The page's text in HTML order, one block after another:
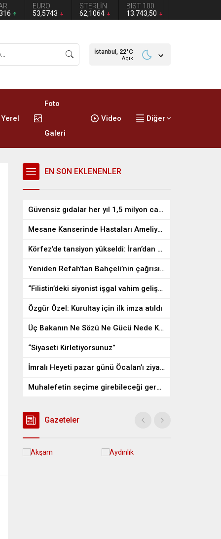
EURO
53,5743
STERLİN
62,1064
BIST 100
13.743,50
İstanbul, 22°C
Açık
Yerel
Foto
Galeri
Video Diğer
EN SON EKLENENLER
Güvensiz gıdalar her yıl 1,5 milyon can alıyor
Mesane Kanserinde Hastaları Ameliyattan Kurtaran İlaç
Körfez’de tansiyon yükseldi: İran’dan ABD üslerine misilleme
Yeniden Refah’tan Bahçeli’nin çağrısına destek
“Filistin’deki siyonist işgal vahim gelişmelere gebe”
Özgür Özel: Kurultay için ilk imza atıldı
Üç Bakanın Ne Sözü Ne Gücü Nede Kudreti Yetmedi
“Siyaseti Kirletiyorsunuz”
İmralı Heyeti pazar günü Öcalan’ı ziyaret edecek
Muhalefetin seçime girebileceği gerçek bir alan kalmayabilir
Gazeteler